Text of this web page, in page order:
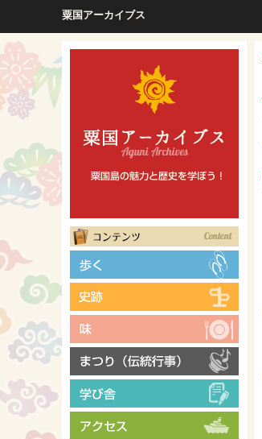
粟国アーカイブス